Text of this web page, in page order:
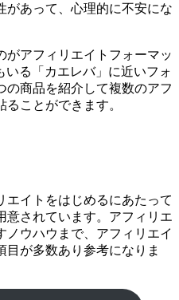
があって、心理的に不安にな
がアフィリエイトフォーマッ
いる「カエレバ」に近いフォ
の商品を紹介して複数のアフ
ことができます。
エイトをはじめるにあたって
意されています。アフィリエ
ノウハウまで、アフィリエイ
目が多数あり参考になりま